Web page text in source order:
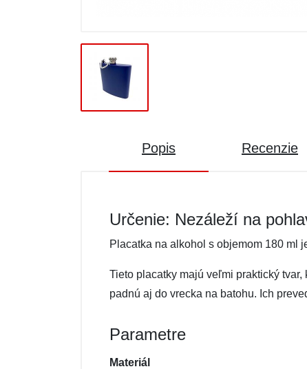
Popis Recenzie
Určenie: Nezáleží na
Placatka na alkohol s objemom 180 ml
Tieto placatky majú veľmi praktický
padnú aj do vrecka na batohu. Ich
Parametre
Materiál